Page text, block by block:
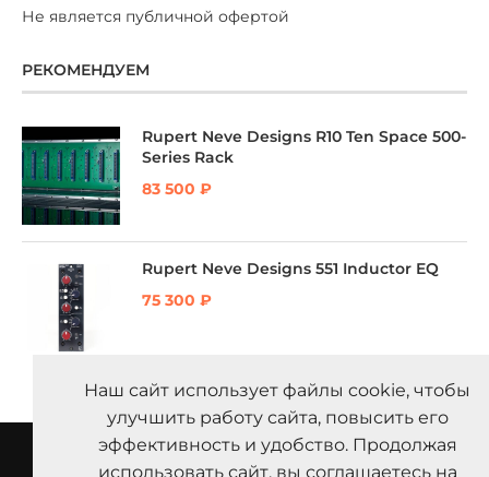
Не является публичной офертой
РЕКОМЕНДУЕМ
Rupert Neve Designs R10 Ten Space 500-
Series Rack
83 500 ₽
Rupert Neve Designs 551 Inductor EQ
75 300 ₽
Политика конфиденциальности Контакты О нас
Наш сайт использует файлы cookie, чтобы
улучшить работу сайта, повысить его
эффективность и удобство. Продолжая
использовать сайт, вы соглашаетесь на